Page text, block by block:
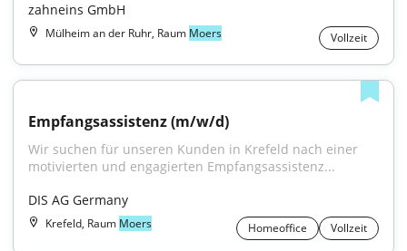
zahneins GmbH
Mülheim an der Ruhr, Raum Moers Vollzeit
Empfangsassistenz (m/w/d)
Wir suchen für unseren Kunden in Krefeld nach einer
motivierten und engagierten Empfangsassistenz...
DIS AG Germany
Krefeld, Raum Moers Homeoffice Vollzeit